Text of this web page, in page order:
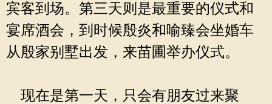
宾客到场。第三天则是最重要的仪式和
宴席酒会，到时候殷炎和喻臻会坐婚车
从殷家别墅出发，来苗圃举办仪式。
现在是第一天，只会有朋友过来聚